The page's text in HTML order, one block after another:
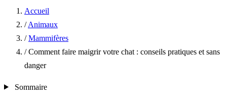
Accueil
/ Animaux
/ Mammifères
/ Comment faire maigrir votre chat : conseils pratiques et sans
danger
Sommaire